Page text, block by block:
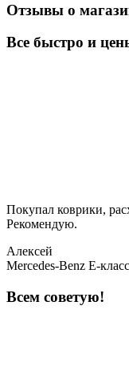
Отзывы о
Все быстро и
Покупал коврики,
Рекомендую.
Алексей
Mercedes-Benz E-класс
Всем советую!